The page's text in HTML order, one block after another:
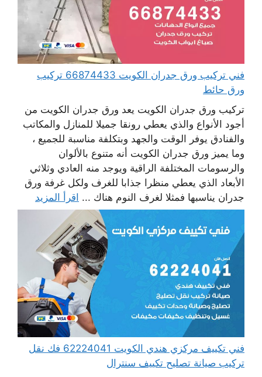
فني تركيب ورق جدران الكويت 66874433 تركيب
ورق حائط
تركيب ورق جدران الكويت يعد ورق جدران الكويت من
أجود الأنواع والذي يعطي رونقا جميلا للمنازل والمكاتب
والفنادق يوفر الوقت والجهد وبتكلفة مناسبة للجميع ،
وما يميز ورق جدران الكويت أنه متنوع بالألوان
والرسومات المختلفة الراقية ويوجد منه العادي وثلاثي
الأبعاد الذي يعطي منظرا جذابا للغرف ولكل غرفة ورق
جدران يناسبها فمثلا لغرف النوم هناك ... اقرأ المزيد
فني تكييف مركزي هندي الكويت 62224041 فك نقل
تركيب صيانة تصليح تكييف سنترال